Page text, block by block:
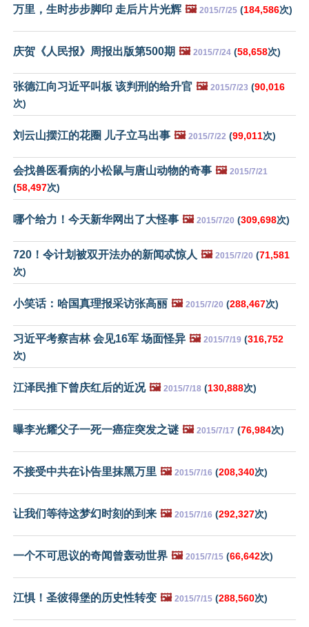
万里，生时步步脚印 走后片片光辉 🖼️ 2015/7/25 (184,586次)
庆贺《人民报》周报出版第500期 🖼️ 2015/7/24 (58,658次)
张德江向习近平叫板 该判刑的给升官 🖼️ 2015/7/23 (90,016
次)
刘云山摆江的花圈 儿子立马出事 🖼️ 2015/7/22 (99,011次)
会找兽医看病的小松鼠与唐山动物的奇事 🖼️ 2015/7/21
(58,497次)
哪个给力！今天新华网出了大怪事 🖼️ 2015/7/20 (309,698次)
720！令计划被双开法办的新闻忒惊人 🖼️ 2015/7/20 (71,581
次)
小笑话：哈国真理报采访张高丽 🖼️ 2015/7/20 (288,467次)
习近平考察吉林 会见16军 场面怪异 🖼️ 2015/7/19 (316,752
次)
江泽民推下曾庆红后的近况 🖼️ 2015/7/18 (130,888次)
曝李光耀父子一死一癌症突发之谜 🖼️ 2015/7/17 (76,984次)
不接受中共在讣告里抹黑万里 🖼️ 2015/7/16 (208,340次)
让我们等待这梦幻时刻的到来 🖼️ 2015/7/16 (292,327次)
一个不可思议的奇闻曾轰动世界 🖼️ 2015/7/15 (66,642次)
江惧！圣彼得堡的历史性转变 🖼️ 2015/7/15 (288,560次)